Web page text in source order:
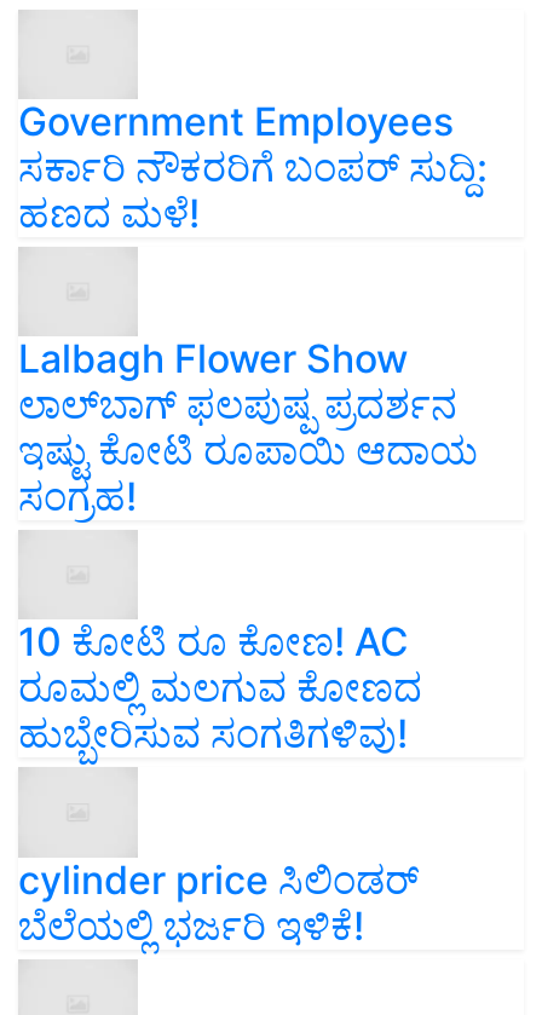
Government Employees
ಸರ್ಕಾರಿ ನೌಕರರಿಗೆ ಬಂಪರ್‌ ಸುದ್ದಿ:
ಹಣದ ಮಳೆ!
Lalbagh Flower Show
ಲಾಲ್‌ಬಾಗ್ ಫಲಪುಷ್ಪ ಪ್ರದರ್ಶನ
ಇಷ್ಟು ಕೋಟಿ ರೂಪಾಯಿ ಆದಾಯ
ಸಂಗ್ರಹ!
10 ಕೋಟಿ ರೂ ಕೋಣ! AC
ರೂಮಲ್ಲಿ ಮಲಗುವ ಕೋಣದ
ಹುಬ್ಬೇರಿಸುವ ಸಂಗತಿಗಳಿವು!
cylinder price ಸಿಲಿಂಡರ್‌
ಬೆಲೆಯಲ್ಲಿ ಭರ್ಜರಿ ಇಳಿಕೆ!